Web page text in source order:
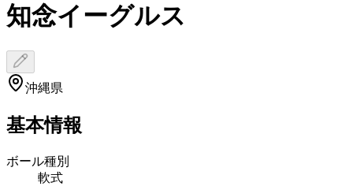
知念イーグルス
沖縄県
基本情報
ボール種別
軟式